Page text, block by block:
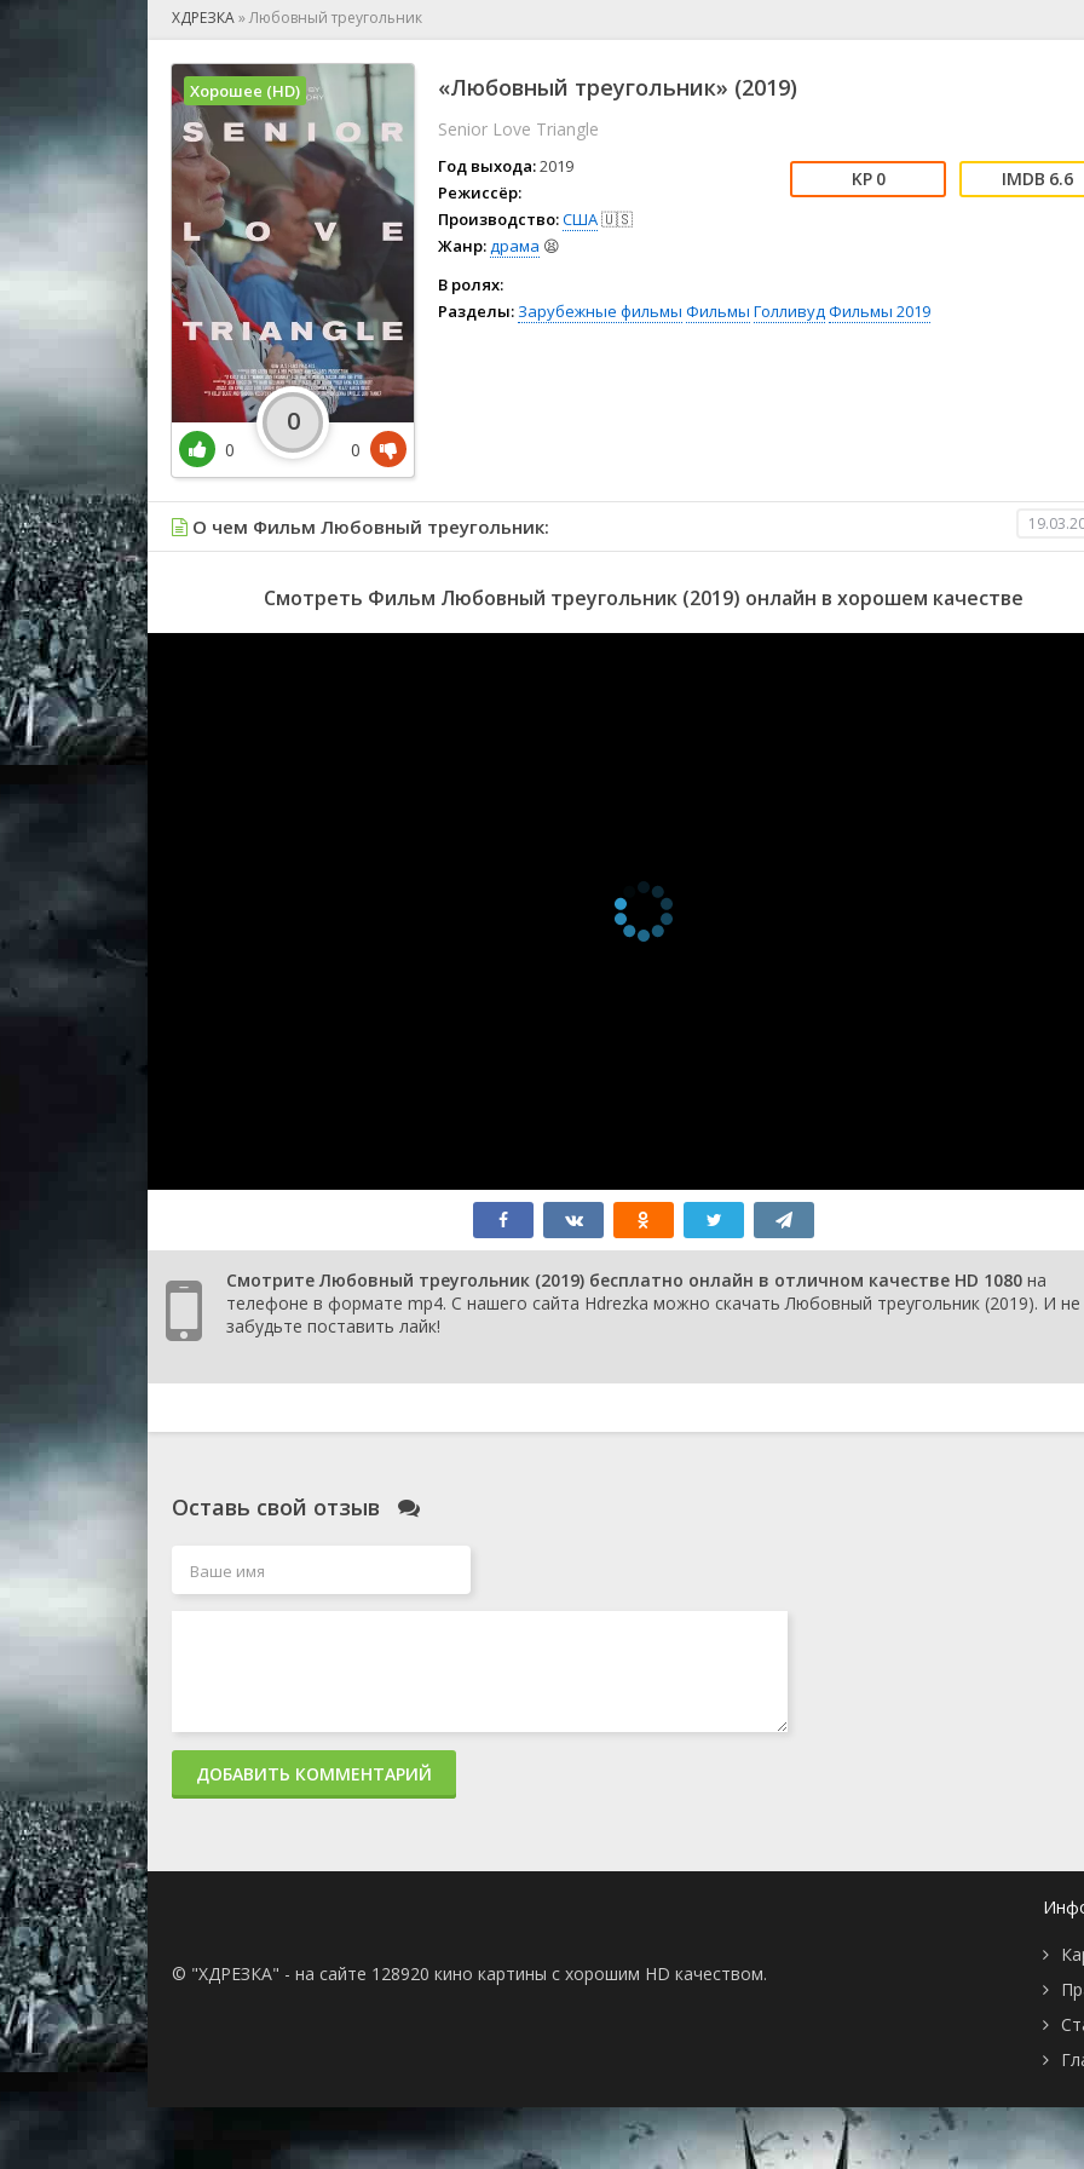
🕺 Мюзикл
👨‍💼 Новости
👨‍💻 Реальное тв
🎤 Ток-шоу
😱 Ужасы
🧙‍♀️ Фантастика
🤠 Фильм-нуар
🧝‍♂️ Фэнтези
🏅 Церемония
ХДРЕЗКА»Любовный треугольник
«Любовный треугольник» (2019)
Senior Love Triangle
Год выхода:2019
Режиссёр:
Производство:США🇺🇸
Жанр:драма 😫
0 6.6
В ролях:
Разделы: Зарубежные фильмы Фильмы ГолливудФильмы 2019
Хорошее (HD)
0
0
0
О чем Фильм Любовный треугольник:
Смотреть Фильм Любовный треугольник (2019) онлайн в хорошем качестве
Смотрите Любовный треугольник (2019) бесплатно онлайн в отличном качестве HD 1080 на
телефоне в формате mp4. С нашего сайта Hdrezka можно скачать Любовный треугольник (2019). И не
забудьте поставить лайк!
Оставь свой отзыв
ДОБАВИТЬ КОММЕНТАРИЙ
© "ХДРЕЗКА" - на сайте 128920 кино картины с хорошим HD качеством.